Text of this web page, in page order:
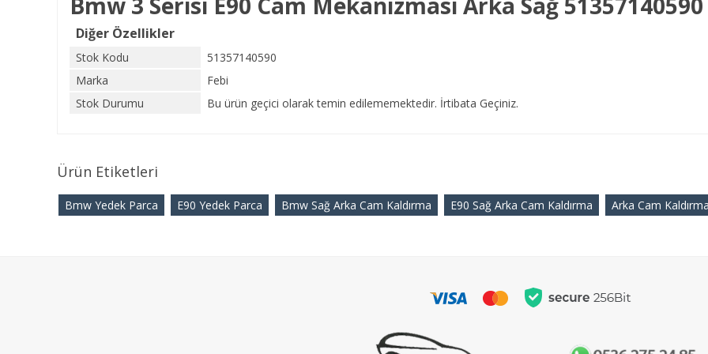
Diğer Özellikler
Stok Kodu
51357140590
Marka
Febi
Stok Durumu
Bu ürün geçici olarak temin edilememektedir. İrtibata Geçiniz.
Ürün Etiketleri
Bmw Yedek Parca E90 Yedek Parca Bmw Sağ Arka Cam Kaldırma E90 Sağ Arka Cam Kaldırma Arka Cam Kaldırma